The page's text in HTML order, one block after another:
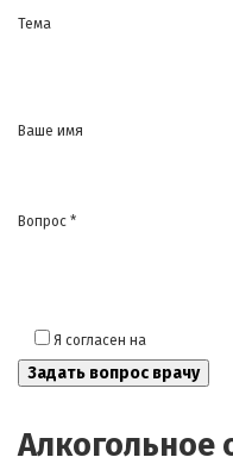
Тема
Ваше имя
Вопрос *
Я согласен на
Алкогольное